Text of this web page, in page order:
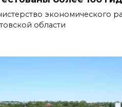
экономического
области